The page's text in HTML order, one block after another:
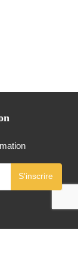
S'inscrire